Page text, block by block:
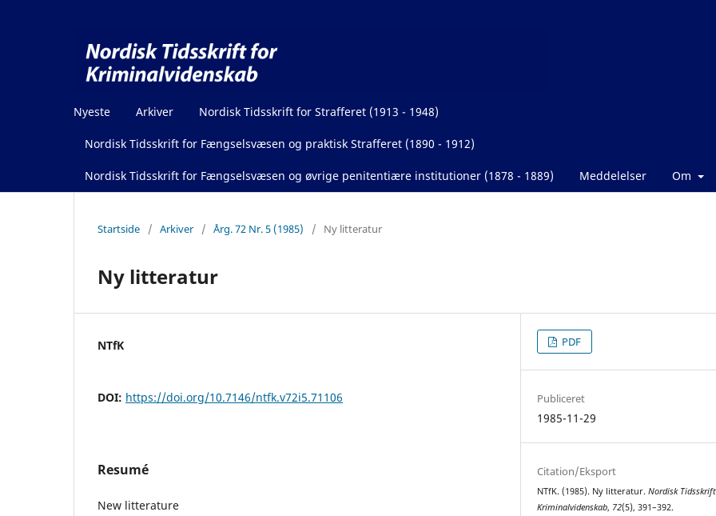
Nyeste Arkiver Nordisk Tidsskrift for Strafferet (1913 - 1948)
Nordisk Tidsskrift for Fængselsvæsen og praktisk Strafferet (1890 - 1912)
Nordisk Tidsskrift for Fængselsvæsen og øvrige penitentiære institutioner (1878 - 1889) Meddelelser Om
Startside / Arkiver / Årg. 72 Nr. 5 (1985) / Ny litteratur
Ny litteratur
NTfK
DOI: https://doi.org/10.7146/ntfk.v72i5.71106
Resumé
New litterature
PDF
Publiceret
1985-11-29
Citation/Eksport
NTfK. (1985). Ny litteratur.Nordisk
Kriminalvidenskab, 72(5), 391–392.